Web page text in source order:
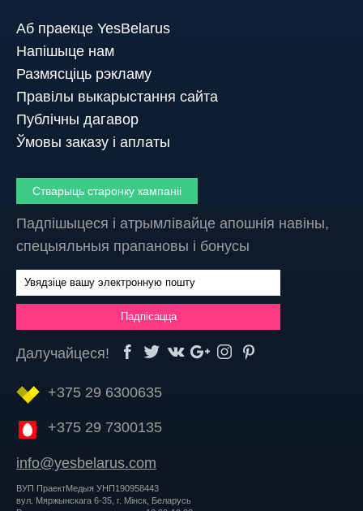
Аб праекце YesBelarus
Напішыце нам
Размясціць рэкламу
Правілы выкарыстання сайта
Публічны дагавор
Ўмовы заказу і аплаты
Стварыць старонку кампаніі
Падпішыцеся і атрымлівайце апошнія навіны,
спецыяльныя прапановы і бонусы
Далучайцеся!
+375 29 6300635
+375 29 7300135
info@yesbelarus.com
ВУП ПраектМедыя УНП190958443
вул. Мяржынскага 6-35, г. Мінск, Беларусь